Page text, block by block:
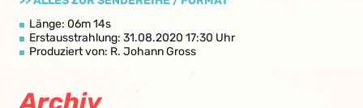
Länge: 06m 14s
Erstausstrahlung: 31.08.2020 17:30 Uhr
Produziert von: R. Johann Gross
Archiv